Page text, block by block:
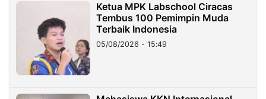
Ketua MPK Labschool Ciracas
Tembus 100 Pemimpin Muda
Terbaik Indonesia
05/08/2026 - 15:49